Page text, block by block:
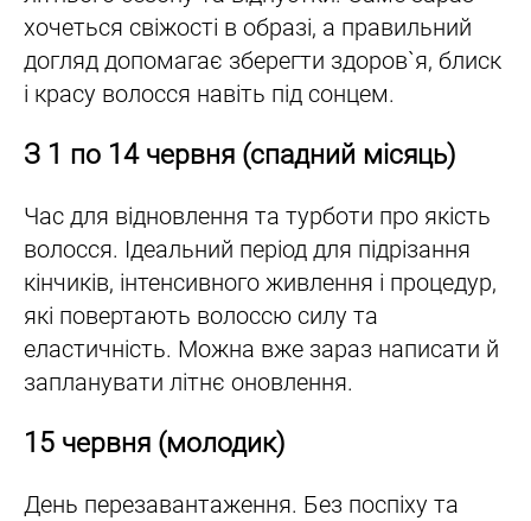
хочеться свіжості в образі, а правильний
догляд допомагає зберегти здоров`я, блиск
і красу волосся навіть під сонцем.
З 1 по 14 червня (спадний місяць)
Час для відновлення та турботи про якість
волосся. Ідеальний період для підрізання
кінчиків, інтенсивного живлення і процедур,
які повертають волоссю силу та
еластичність. Можна вже зараз написати й
запланувати літнє оновлення.
15 червня (молодик)
День перезавантаження. Без поспіху та